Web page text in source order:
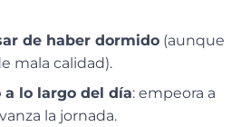
de haber dormido (aunque
mala calidad).
a lo largo del día: empeora a
la jornada.